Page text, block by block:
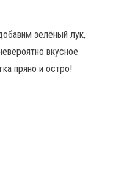
зелёный лук,
вкусное
пряно и остро!